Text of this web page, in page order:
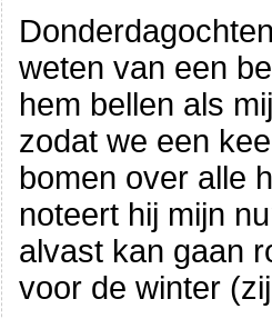
weten van een
hem bellen als
zodat we een
bomen over alle
noteert hij mijn
alvast kan gaan
voor de winter